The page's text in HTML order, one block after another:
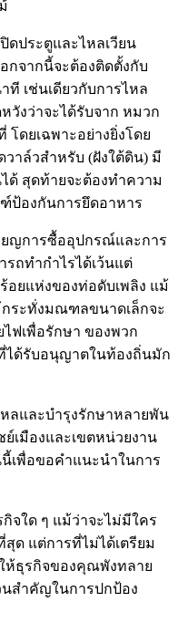
ดประตูและไหลเวียน
กจากนี้จะต้องติดตั้งกับ
เช่นเดียวกับการไหล
วังว่าจะได้รับจาก หมวก
โดยเฉพาะอย่างยิ่งโดย
าล์วสำหรับ (ฝังใต้ดิน) มี
ด้ สุดท้ายจะต้องทำความ
ป้องกันการยึดอาหาร
ญการซื้ออุปกรณ์และการ
ถทำกำไรได้เว้นแต่
ยแห่งของท่อดับเพลิง แม้
ระทั่งมณฑลขนาดเล็กจะ
ฟเพื่อรักษา ของพวก
ได้รับอนุญาตในท้องถิ่นมัก
ลและบำรุงรักษาหลายพัน
เมืองและเขตหน่วยงาน
เพื่อขอคำแนะนำในการ
จใด ๆ แม้ว่าจะไม่มีใคร
ด แต่การที่ไม่ได้เตรียม
ห้ธุรกิจของคุณพังทลาย
นสำคัญในการปกป้อง